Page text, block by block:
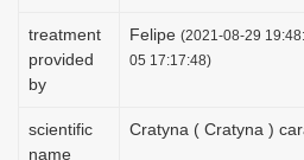
treatment
provided
by
Felipe (2021-08-29
05 17:17:48)
scientific
name
Cratyna ( Cratyna )